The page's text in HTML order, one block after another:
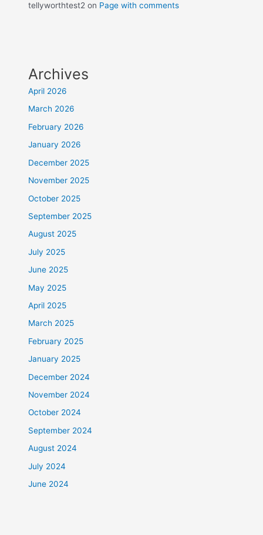
tellyworthtest2 on Page with comments
Archives
April 2026
March 2026
February 2026
January 2026
December 2025
November 2025
October 2025
September 2025
August 2025
July 2025
June 2025
May 2025
April 2025
March 2025
February 2025
January 2025
December 2024
November 2024
October 2024
September 2024
August 2024
July 2024
June 2024